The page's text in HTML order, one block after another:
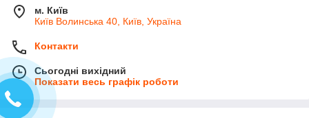
м. Київ
Київ Волинська 40, Київ, Україна
Контакти
Сьогодні вихідний
Показати весь графік роботи